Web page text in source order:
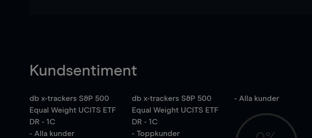
Kundsentiment
db x-trackers S&P 500
Equal Weight UCITS ETF
DR - 1C
- Alla kunder
db x-trackers S&P 500
Equal Weight UCITS ETF
DR - 1C
- Toppkunder
- Alla kunder